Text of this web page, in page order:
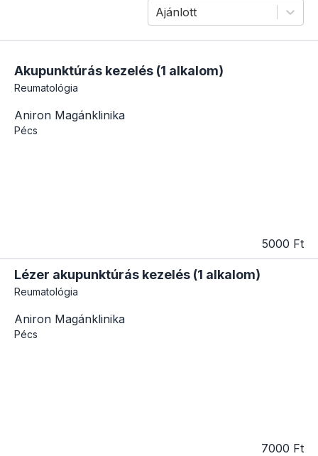
Ajánlott
Akupunktúrás kezelés (1 alkalom)
Reumatológia
Aniron Magánklinika
Pécs
5000 Ft
Lézer akupunktúrás kezelés (1 alkalom)
Reumatológia
Aniron Magánklinika
Pécs
7000 Ft